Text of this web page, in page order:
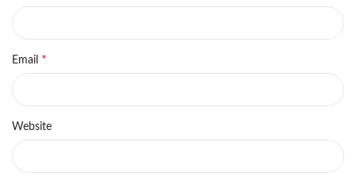
Email *
Website